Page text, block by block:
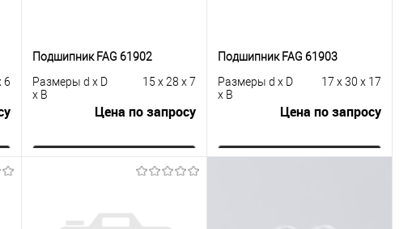
6
Подшипник FAG 61902
Размеры d x D
x B
15 x 28 x 7
Цена по запросу
Запросить цену
Купить в 1
Подшипник FAG 61903
Размеры d x D
x B
17 x 30 x 17
Цена по запросу